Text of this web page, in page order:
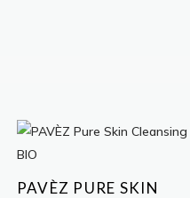
PAVÈZ PURE SKIN